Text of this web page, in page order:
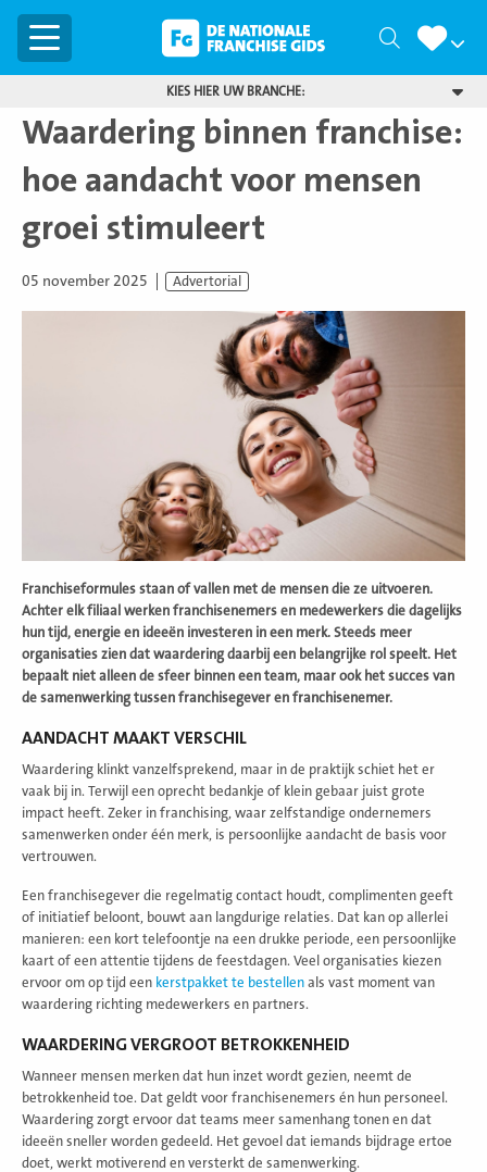
Menu Zoeken
KIES HIER UW BRANCHE:
Waardering binnen franchise:
hoe aandacht voor mensen
groei stimuleert
05 november 2025 Advertorial
Franchiseformules staan of vallen met de mensen die ze uitvoeren.
Achter elk filiaal werken franchisenemers en medewerkers die dagelijks
hun tijd, energie en ideeën investeren in een merk. Steeds meer
organisaties zien dat waardering daarbij een belangrijke rol speelt. Het
bepaalt niet alleen de sfeer binnen een team, maar ook het succes van
de samenwerking tussen franchisegever en franchisenemer.
AANDACHT MAAKT VERSCHIL
Waardering klinkt vanzelfsprekend, maar in de praktijk schiet het er
vaak bij in. Terwijl een oprecht bedankje of klein gebaar juist grote
impact heeft. Zeker in franchising, waar zelfstandige ondernemers
samenwerken onder één merk, is persoonlijke aandacht de basis voor
vertrouwen.
Een franchisegever die regelmatig contact houdt, complimenten geeft
of initiatief beloont, bouwt aan langdurige relaties. Dat kan op allerlei
manieren: een kort telefoontje na een drukke periode, een persoonlijke
kaart of een attentie tijdens de feestdagen. Veel organisaties kiezen
ervoor om op tijd een kerstpakket te bestellen als vast moment van
waardering richting medewerkers en partners.
WAARDERING VERGROOT BETROKKENHEID
Wanneer mensen merken dat hun inzet wordt gezien, neemt de
betrokkenheid toe. Dat geldt voor franchisenemers én hun personeel.
Waardering zorgt ervoor dat teams meer samenhang tonen en dat
ideeën sneller worden gedeeld. Het gevoel dat iemands bijdrage ertoe
doet, werkt motiverend en versterkt de samenwerking.